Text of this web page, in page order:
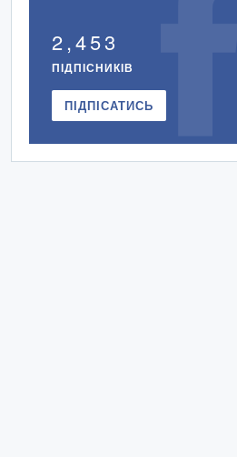
2,453
ПІДПІСНИКІВ
ПІДПІСАТИСЬ